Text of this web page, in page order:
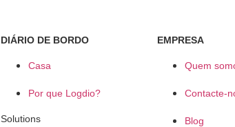
DIÁRIO DE BORDO
Casa
Por que Logdio?
Solutions
EMPRESA
Quem
Contacte-
Blog